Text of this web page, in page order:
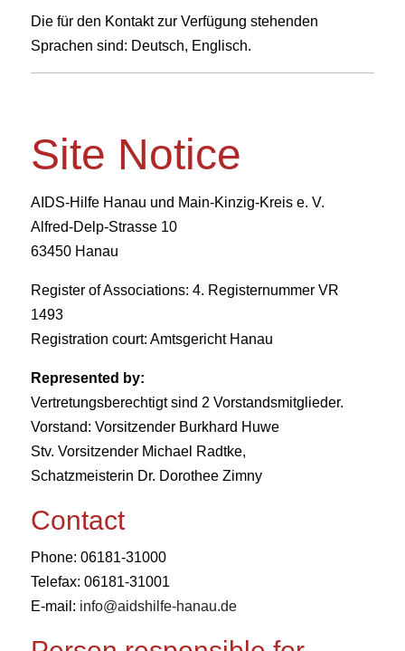
Die für den Kontakt zur Verfügung stehenden
Sprachen sind: Deutsch, Englisch.
Site Notice
AIDS-Hilfe Hanau und Main-Kinzig-Kreis e. V.
Alfred-Delp-Strasse 10
63450 Hanau
Register of Associations: 4. Registernummer VR
1493
Registration court: Amtsgericht Hanau
Represented by:
Vertretungsberechtigt sind 2 Vorstandsmitglieder.
Vorstand: Vorsitzender Burkhard Huwe
Stv. Vorsitzender Michael Radtke,
Schatzmeisterin Dr. Dorothee Zimny
Contact
Phone: 06181-31000
Telefax: 06181-31001
E-mail: info@aidshilfe-hanau.de